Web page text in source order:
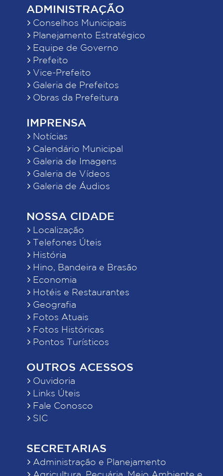
ADMINISTRAÇÃO
Conselhos Municipais
Planejamento Estratégico
Equipe de Governo
Prefeito
Vice-Prefeito
Galeria de Prefeitos
Obras da Prefeitura
IMPRENSA
Notícias
Calendário Municipal
Galeria de Imagens
Galeria de Vídeos
Galeria de Áudios
NOSSA CIDADE
Localização
Telefones Úteis
História
Hino, Bandeira e Brasão
Economia
Hotéis e Restaurantes
Geografia
Fotos Atuais
Fotos Históricas
Pontos Turísticos
OUTROS ACESSOS
Ouvidoria
Links Úteis
Fale Conosco
SIC
SECRETARIAS
Administração e Planejamento